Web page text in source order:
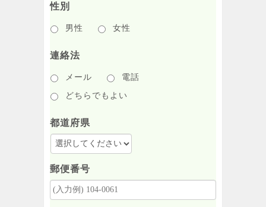
性別
男性 女性
連絡法
メール 電話
どちらでもよい
都道府県
郵便番号